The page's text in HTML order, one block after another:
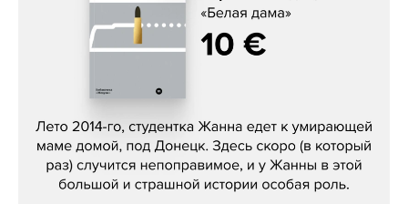
Сергей Лебедев, «Белая дама»